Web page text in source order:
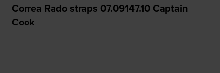
Correa Rado straps 07.09147.10 Captain
Cook